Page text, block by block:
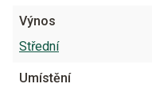
Výnos
Střední
Umístění